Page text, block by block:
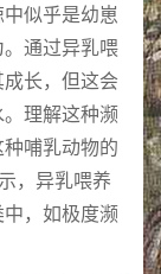
似乎是幼崽
通过异乳喂
长，但这会
理解这种濒
哺乳动物的
，异乳喂养
，如极度濒